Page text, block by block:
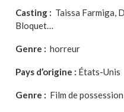
Casting : Taissa Farmiga,
Bloquet…
Genre : horreur
Pays d’origine : États-Unis
Genre : Film de possession